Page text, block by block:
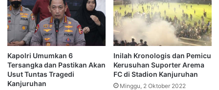
Kapolri Umumkan 6
Tersangka dan Pastikan Akan
Usut Tuntas Tragedi
Kanjuruhan
Inilah Kronologis dan Pemicu
Kerusuhan Suporter Arema
FC di Stadion Kanjuruhan
Minggu, 2 Oktober 2022